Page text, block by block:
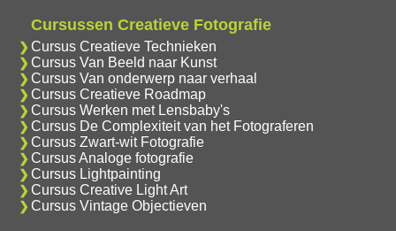
Cursussen Creatieve Fotografie
Cursus Creatieve Technieken
Cursus Van Beeld naar Kunst
Cursus Van onderwerp naar verhaal
Cursus Creatieve Roadmap
Cursus Werken met Lensbaby's
Cursus De Complexiteit van het Fotograferen
Cursus Zwart-wit Fotografie
Cursus Analoge fotografie
Cursus Lightpainting
Cursus Creative Light Art
Cursus Vintage Objectieven